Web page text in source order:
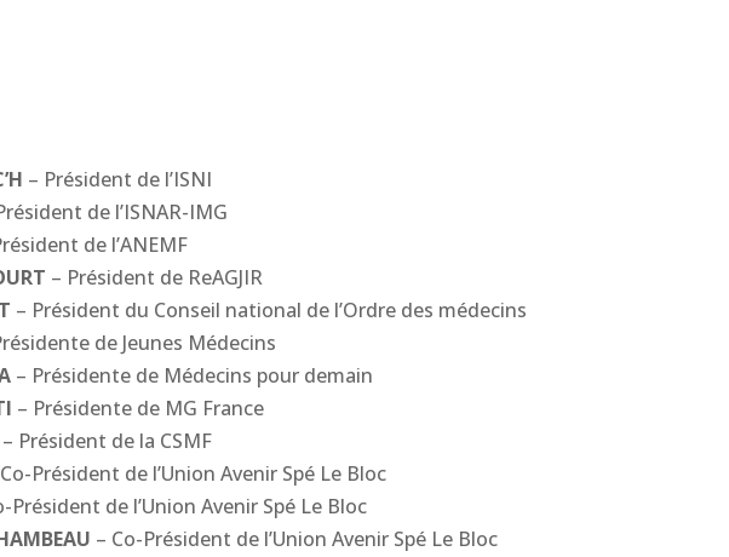
– Président de l’ISNI
de l’ISNAR-IMG
de l’ANEMF
– Président de ReAGJIR
– Président du Conseil national de l’Ordre des médecins
de Jeunes Médecins
– Présidente de Médecins pour demain
– Présidente de MG France
– Président de la CSMF
Président de l’Union Avenir Spé Le Bloc
Président de l’Union Avenir Spé Le Bloc
– Co-Président de l’Union Avenir Spé Le Bloc